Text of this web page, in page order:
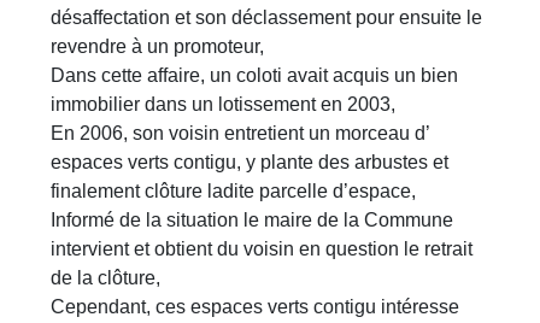
désaffectation et son déclassement pour ensuite le
revendre à un promoteur,
Dans cette affaire, un coloti avait acquis un bien
immobilier dans un lotissement en 2003,
En 2006, son voisin entretient un morceau d’
espaces verts contigu, y plante des arbustes et
finalement clôture ladite parcelle d’espace,
Informé de la situation le maire de la Commune
intervient et obtient du voisin en question le retrait
de la clôture,
Cependant, ces espaces verts contigu intéresse